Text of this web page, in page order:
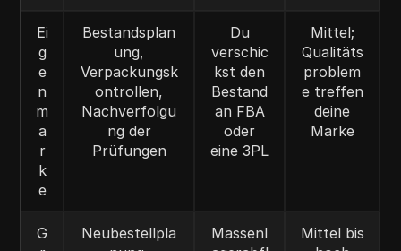
Ei
g
e
n
m
a
r
k
e
Bestandsplan
ung,
Verpackungsk
ontrollen,
Nachverfolgu
ng der
Prüfungen
Du
verschic
kst den
Bestand
an FBA
oder
eine 3PL
Mittel;
Qualitäts
problem
e treffen
deine
Marke
G
Neubestellpla
Massenl
Mittel bis